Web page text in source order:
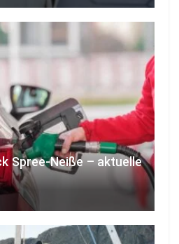
Spree-Neiße – aktuelle